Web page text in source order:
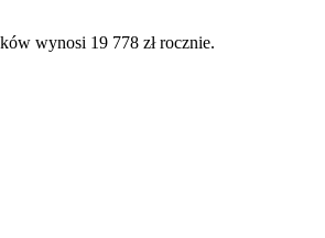
wynosi 19 778 zł rocznie.